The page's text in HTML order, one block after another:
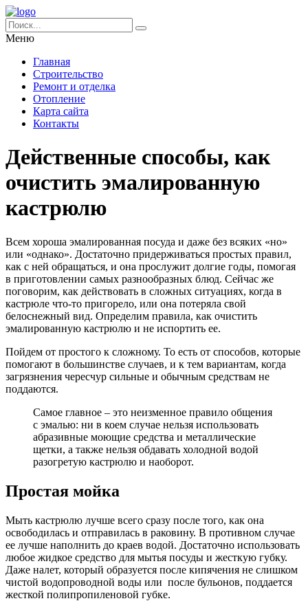
Меню
Главная
Строительство
Ремонт и отделка
Отопление
Карта сайта
Контакты
Действенные способы, как
очистить эмалированную
кастрюлю
Всем хороша эмалированная посуда и даже без всяких «но»
или «однако». Достаточно придерживаться простых правил,
как с ней обращаться, и она прослужит долгие годы, помогая
в приготовлении самых разнообразных блюд. Сейчас же
поговорим, как действовать в сложных ситуациях, когда в
кастрюле что-то пригорело, или она потеряла свой
белоснежный вид. Определим правила, как очистить
эмалированную кастрюлю и не испортить ее.
Пойдем от простого к сложному. То есть от способов, которые
помогают в большинстве случаев, и к тем вариантам, когда
загрязнения чересчур сильные и обычным средствам не
поддаются.
Самое главное – это неизменное правило общения
с эмалью: ни в коем случае нельзя использовать
абразивные моющие средства и металлические
щетки, а также нельзя обдавать холодной водой
разогретую кастрюлю и наоборот.
Простая мойка
Мыть кастрюлю лучше всего сразу после того, как она
освободилась и отправилась в раковину. В противном случае
ее лучше наполнить до краев водой. Достаточно использовать
любое жидкое средство для мытья посуды и жесткую губку.
Даже налет, который образуется после кипячения не слишком
чистой водопроводной воды или после бульонов, поддается
жесткой полипропиленовой губке.